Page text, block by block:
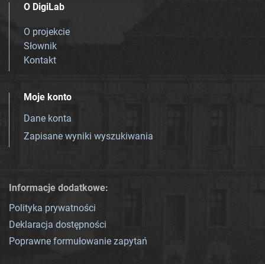
O DigiLab
O projekcie
Słownik
Kontakt
Moje konto
Dane konta
Zapisane wyniki wyszukiwania
Informacje dodatkowe:
Polityka prywatności
Deklaracja dostępności
Poprawne formułowanie zapytań